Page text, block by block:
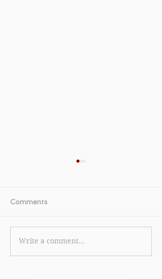
《Nike.com 優惠》- 買指
定產品3件或以上可享不只
Comments
Write a comment...